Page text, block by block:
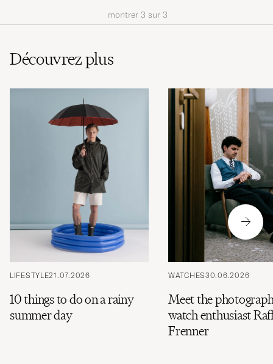
montrer 3 sur 3
Découvrez plus
LIFESTYLE21.07.2026
10 things to do on a rainy
summer day
WATCHES30.06.2026
Meet the
watch enthusiast
Frenner